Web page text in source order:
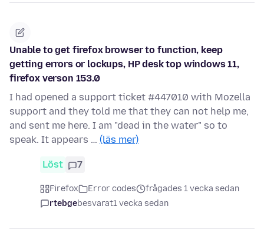
Unable to get firefox browser to function, keep
getting errors or lockups, HP desk top windows 11,
firefox verson 153.0
I had opened a support ticket #447010 with Mozella
support and they told me that they can not help me,
and sent me here. I am "dead in the water" so to
speak. It appears … (läs mer)
Löst 7
Firefox Error codes
frågades 1 vecka sedan
rtebgebesvarat1 vecka sedan